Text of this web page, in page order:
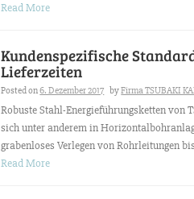
Read More
Kundenspezifische
Lieferzeiten
Posted on6. Dezember 2017 byFirma TSUBAKI
Robuste Stahl-Energieführungsketten von
sich unter anderem in
grabenloses Verlegen von Rohrleitungen
Read More